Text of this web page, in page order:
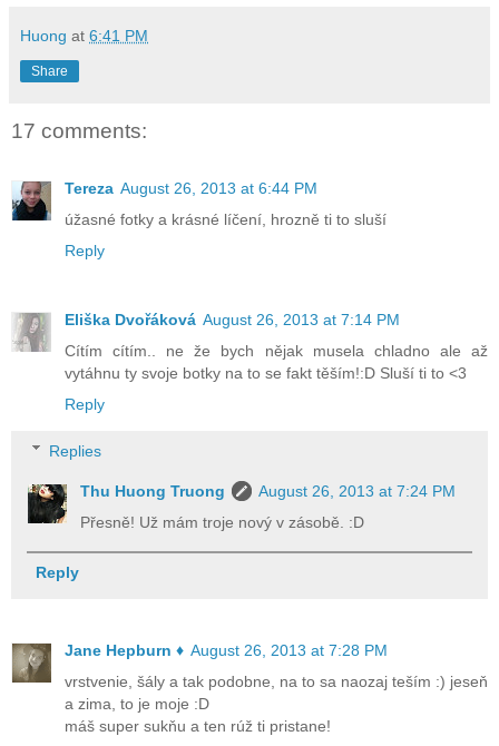
Huong at 6:41 PM
Share
17 comments:
Tereza August 26, 2013 at 6:44 PM
úžasné fotky a krásné líčení, hrozně ti to sluší
Reply
Eliška Dvořáková August 26, 2013 at 7:14 PM
Cítím cítím.. ne že bych nějak musela chladno ale až
vytáhnu ty svoje botky na to se fakt těším!:D Sluší ti to <3
Reply
Replies
Thu Huong Truong
August 26, 2013 at 7:24 PM
Přesně! Už mám troje nový v zásobě. :D
Reply
Jane Hepburn ♦ August 26, 2013 at 7:28 PM
vrstvenie, šály a tak podobne, na to sa naozaj teším :) jeseň
a zima, to je moje :D
máš super sukňu a ten rúž ti pristane!